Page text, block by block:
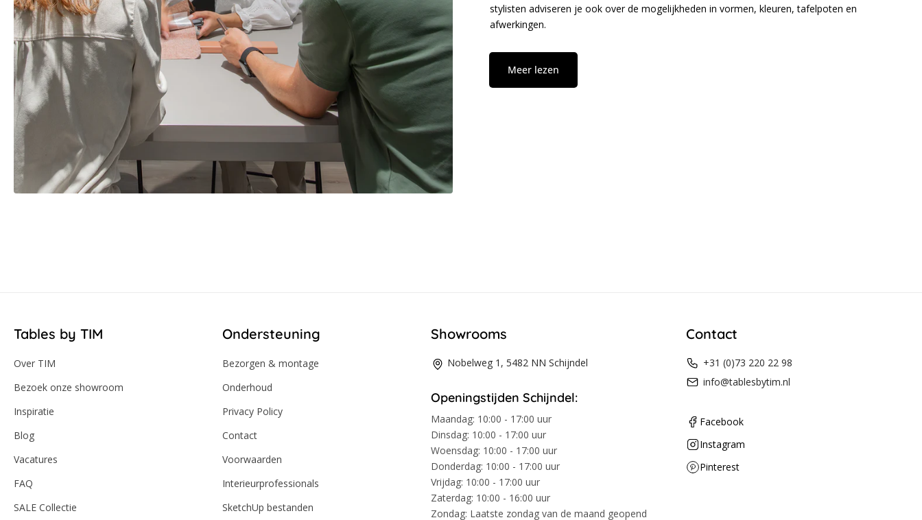
stylisten adviseren je ook over de mogelijkheden in vormen, kleuren, tafelpoten en
afwerkingen.
Meer lezen
Tables by TIM
Over TIM
Bezoek onze showroom
Inspiratie
Blog
Vacatures
FAQ
SALE Collectie
Ondersteuning
Bezorgen & montage
Onderhoud
Privacy Policy
Contact
Voorwaarden
Interieurprofessionals
SketchUp bestanden
Showrooms
Nobelweg 1, 5482 NN Schijndel
Openingstijden Schijndel:
Maandag: 10:00 - 17:00 uur
Dinsdag: 10:00 - 17:00 uur
Woensdag: 10:00 - 17:00 uur
Donderdag: 10:00 - 17:00 uur
Vrijdag: 10:00 - 17:00 uur
Zaterdag: 10:00 - 16:00 uur
Zondag: Laatste zondag van de maand geopend
Contact
+31 (0)73 220 22 98
info@tablesbytim.nl
Facebook
Instagram
Pinterest